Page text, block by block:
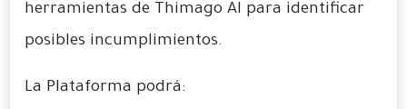
herramientas de Thimago AI para identificar
posibles incumplimientos.
La Plataforma podrá: